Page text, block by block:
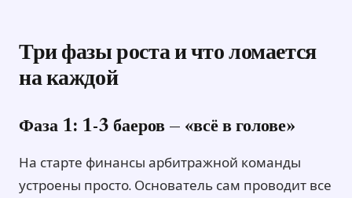
Три фазы роста и что ломается
на каждой
Фаза 1: 1-3 баеров — «всё в голове»
На старте финансы арбитражной команды
устроены просто. Основатель сам проводит все